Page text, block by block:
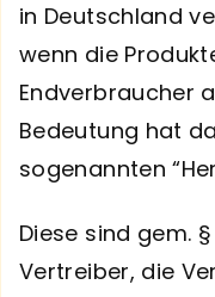
in Deutschland
wenn die
Endverbraucher
Bedeutung hat
sogenannten
Diese sind gem.
Vertreiber, die